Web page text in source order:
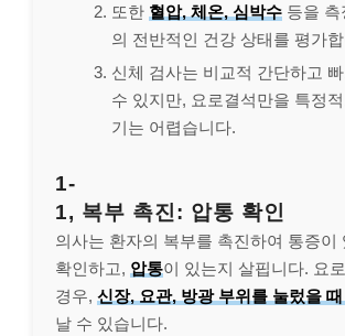
또한 혈압, 체온, 심박수 등을
의 전반적인 건강 상태를 평가
신체 검사는 비교적 간단하고
수 있지만, 요로결석만을 특정
기는 어렵습니다.
1-
1, 복부 촉진: 압통 확인
의사는 환자의 복부를 촉진하여 통증이
확인하고, 압통이 있는지 살핍니다. 요
경우, 신장, 요관, 방광 부위를 눌렀을
날 수 있습니다.